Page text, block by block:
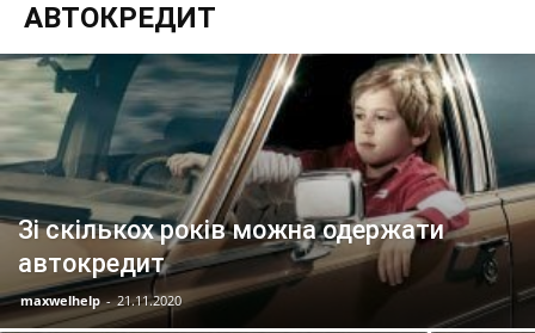
АВТОКРЕДИТ
Зі скількох років можна одержати
автокредит
maxwelhelp - 21.11.2020